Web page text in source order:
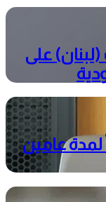
على
عامين